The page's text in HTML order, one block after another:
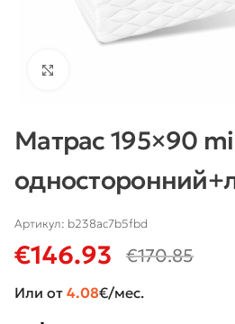
Матрас 195×90
Артикул: b238ac7b5fbd
€146.93 €170.85
Или от 4.08€/мес.